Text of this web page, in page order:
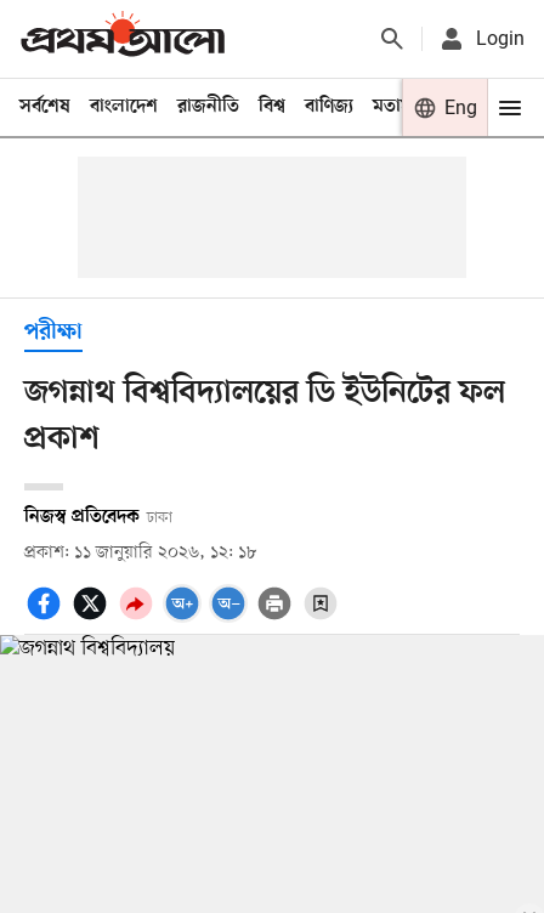
Login
সর্বশেষ বাংলাদেশ রাজনীতি বিশ্ব বাণিজ্য মতামত খেলা
Eng
পরীক্ষা
জগন্নাথ বিশ্ববিদ্যালয়ের ডি ইউনিটের ফল
প্রকাশ
নিজস্ব প্রতিবেদক ঢাকা
প্রকাশ: ১১ জানুয়ারি ২০২৬, ১২: ১৮